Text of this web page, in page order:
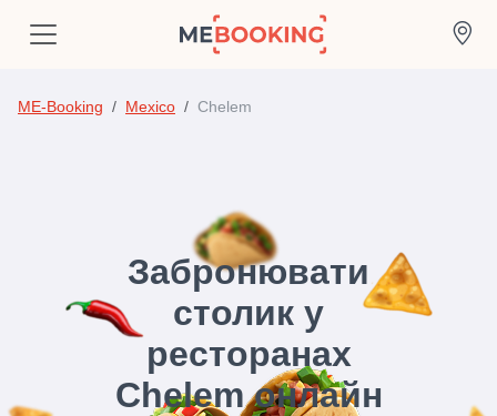
ME-Booking Mexico Chelem
Забронювати
столик у
ресторанах
Chelem онлайн